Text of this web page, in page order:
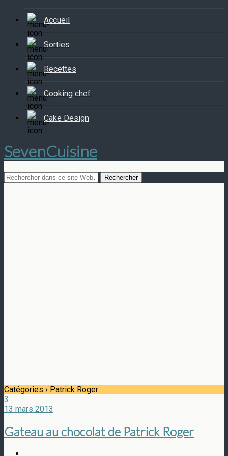
Accueil
Sorties
Recettes
Cooking chef
Cake Design
SevenCuisine
Catégories › Patrick Roger
3
13 mars 2013
Gateau au chocolat de Patrick Roger